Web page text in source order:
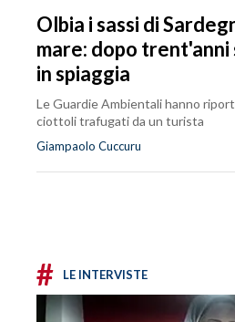
Olbia i sassi di
mare: dopo trent'anni
in spiaggia
Le Guardie Ambientali hanno
ciottoli trafugati da un turista
Giampaolo Cuccuru
# LE INTERVISTE